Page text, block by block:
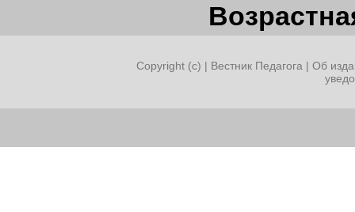
Copyright (c) | Вестник Педагога | Об